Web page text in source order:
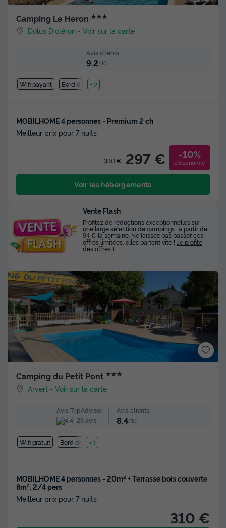
Camping Le Heron ★★★
Dolus D'oléron -Voir sur la carte
Avis clients
9.2/10
Wifi payant Bord de mer
+ 2
MOBILHOME 4 personnes - Premium 2 ch
Meilleur prix pour 7 nuits
330 € 297 € -10%
d'économie
Voir les hébergements
Camping du Petit Pont ★★★
Arvert -Voir sur la carte
Avis TripAdvisor
28 avis
Avis clients
8.4/10
Wifi gratuit Bord de mer
+ 1
MOBILHOME 4 personnes - 20m² + Terrasse bois couverte
8m². 2/4 pers
Meilleur prix pour 7 nuits
310 €
Vente Flash
Profitez de réductions exceptionnelles sur
une large sélection de campings : à partir de
94 € la semaine. Ne laissez pas passer ces
offres limitées, elles partent vite ! Je profite
des offres !